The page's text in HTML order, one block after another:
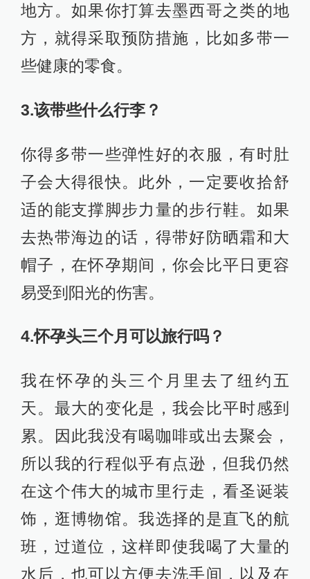
地方。如果你打算去墨西哥之类的地
方，就得采取预防措施，比如多带一
些健康的零食。
3.该带些什么行李？
你得多带一些弹性好的衣服，有时肚
子会大得很快。此外，一定要收拾舒
适的能支撑脚步力量的步行鞋。如果
去热带海边的话，得带好防晒霜和大
帽子，在怀孕期间，你会比平日更容
易受到阳光的伤害。
4.怀孕头三个月可以旅行吗？
我在怀孕的头三个月里去了纽约五
天。最大的变化是，我会比平时感到
累。因此我没有喝咖啡或出去聚会，
所以我的行程似乎有点逊，但我仍然
在这个伟大的城市里行走，看圣诞装
饰，逛博物馆。我选择的是直飞的航
班，过道位，这样即使我喝了大量的
水后，也可以方便去洗手间，以及在